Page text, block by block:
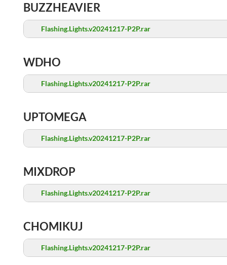
BUZZHEAVIER
Flashing.Lights.v20241217-P2P.rar
WDHO
Flashing.Lights.v20241217-P2P.rar
UPTOMEGA
Flashing.Lights.v20241217-P2P.rar
MIXDROP
Flashing.Lights.v20241217-P2P.rar
CHOMIKUJ
Flashing.Lights.v20241217-P2P.rar